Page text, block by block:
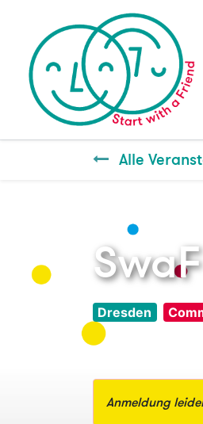
Alle
Dresden
Anmeldung